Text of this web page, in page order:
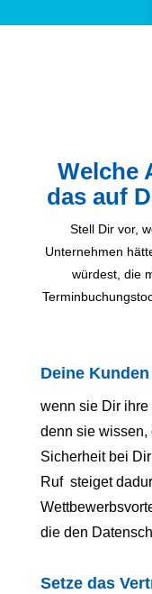
Welche
das auf
Stell Dir vor,
Unternehmen
würdest, die
Deine
wenn sie Dir
denn sie wissen,
Sicherheit bei
Ruf steiget
die den
Setze das